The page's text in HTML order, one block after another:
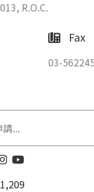
R.O.C.
Fax
03-